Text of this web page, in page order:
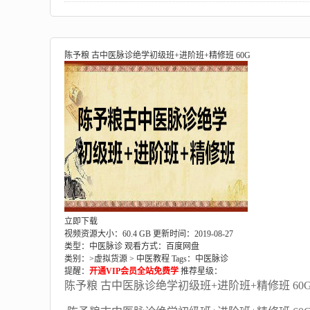
陈予粮 古中医脉诊绝学初级班+进阶班+精修班 60G
立即下载
视频资源大小：60.4 GB 更新时间：2019-08-27
类型：中医脉诊 观看方式：百度网盘
类别：>虚拟货源 > 中医教程 Tags： 中医脉诊
提醒： 开通VIP会员全站免费学 推荐星级：
陈予粮 古中医脉诊绝学初级班+进阶班+精修班